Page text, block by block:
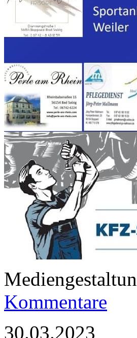
Kommentare
30.03.2023